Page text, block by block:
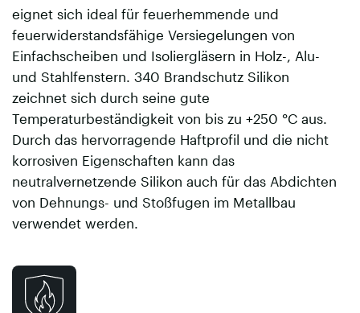
eignet sich ideal für feuerhemmende und
feuerwiderstandsfähige Versiegelungen von
Einfachscheiben und Isoliergläsern in Holz-, Alu-
und Stahlfenstern. 340 Brandschutz Silikon
zeichnet sich durch seine gute
Temperaturbeständigkeit von bis zu +250 °C aus.
Durch das hervorragende Haftprofil und die nicht
korrosiven Eigenschaften kann das
neutralvernetzende Silikon auch für das Abdichten
von Dehnungs- und Stoßfugen im Metallbau
verwendet werden.